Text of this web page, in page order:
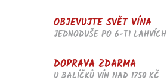
ý
p
s
u
OBJEVUJTE SVĚT VÍNA
JEDNODUŠE PO 6-TI LAHVÍCH
DOPRAVA ZDARMA
U BALÍČKŮ VÍN NAD 1750 KČ